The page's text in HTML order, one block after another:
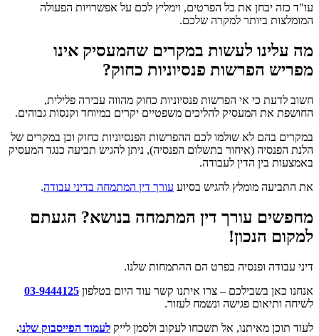
עו"ד כזה יבחן את כל הפרטים, וימליץ לכם על אפשרויות הפעולה
המומלצות ביותר למקרה שלכם.
מה עלינו לעשות במקרים שהמעסיק אינו
מפריש הפרשות פנסיוניות כחוק?
חשוב לדעת כי אי הפרשות פנסיוניות כחוק מהווה עבירה פלילית,
החושפת את המעסיק להליכים משפטיים יקרים במיוחד וקנסות גבוהים.
במקרים בהם לא שולמו לכם ההפרשות הפנסיוניות כחוק וכן במקרים של
הלנת הפנסיה (איחור בתשלום הפנסיה), ניתן להגיש תביעה כנגד המעסיק
באמצעות בין הדין לעבודה.
את התביעה מומלץ להגיש בסיוע עורך דין המתמחה בדיני עבודה.
מחפשים עורך דין המתמחה בנושא? הגעתם
למקום הנכון!
דיני עבודה ופנסיה בפרט הם ההתמחות שלנו.
אנחנו כאן בשבילכם – צרו איתנו קשר עוד היום בטלפון 03-9444125
לשיחה ותיאום פגישה ונשמח לעזור.
לעוד תוכן מאיתנו, אל תשכחו לעקוב ולסמן לייק לעמוד הפייסבוק שלנו.